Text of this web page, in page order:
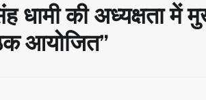
धामी की अध्यक्षता में
आयोजित”